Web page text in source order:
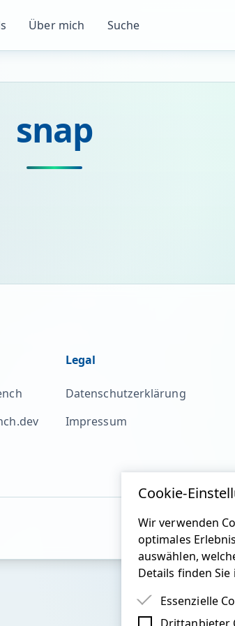
Über mich Suche
snap
Cookie-
Wir verwenden
optimales
auswählen,
Details finden
Essenzielle
Legal
Datenschutzerklärung
Impressum